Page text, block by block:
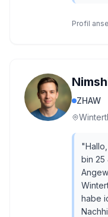
Profil
ZHAW
"
bin 25
habe